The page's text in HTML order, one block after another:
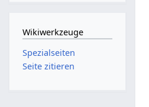
Wikiwerkzeuge
Spezialseiten
Seite zitieren